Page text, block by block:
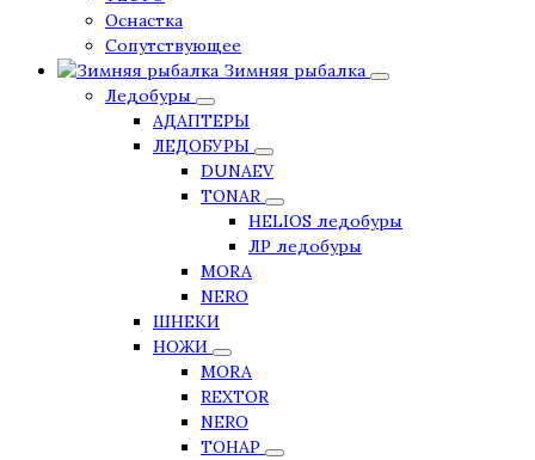
Оснастка
Сопутствующее
Зимняя рыбалка
Ледобуры
АДАПТЕРЫ
ЛЕДОБУРЫ
DUNAEV
TONAR
HELIOS ледобуры
ЛР ледобуры
MORA
NERO
ШНЕКИ
НОЖИ
MORA
REXTOR
NERO
ТОНАР